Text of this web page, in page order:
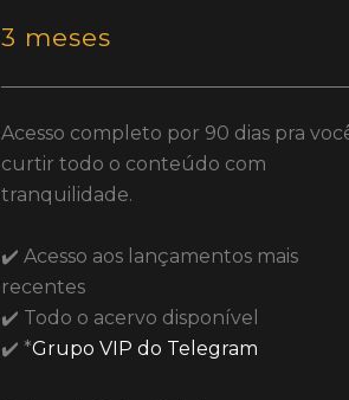
3 meses
Acesso completo por 90 dias pra
curtir todo o conteúdo com
tranquilidade.
✔️ Acesso aos lançamentos mais
recentes
✔️ Todo o acervo disponível
✔️ *Grupo VIP do Telegram